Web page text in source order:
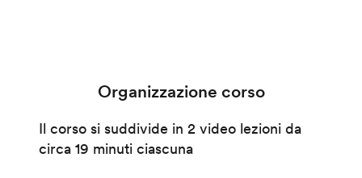
Organizzazione corso
Il corso si suddivide in 2 video lezioni da
circa 19 minuti ciascuna